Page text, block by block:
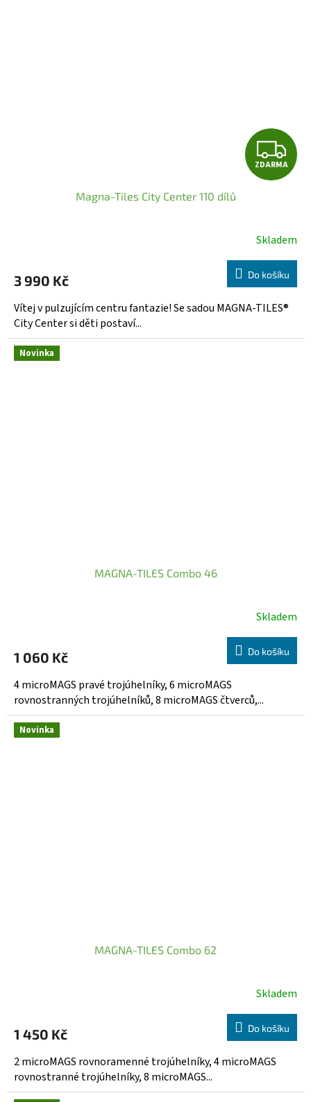
Z
D
R
M
A
ZDARMA
Magna-Tiles City Center 110 dílů
Skladem
3 990 Kč Do košíku
Vítej v pulzujícím centru fantazie! Se sadou MAGNA-TILES®
City Center si děti postaví...
Novinka
MAGNA-TILES Combo 46
Skladem
1 060 Kč Do košíku
4 microMAGS pravé trojúhelníky, 6 microMAGS
rovnostranných trojúhelníků, 8 microMAGS čtverců,...
Novinka
MAGNA-TILES Combo 62
Skladem
1 450 Kč Do košíku
2 microMAGS rovnoramenné trojúhelníky, 4 microMAGS
rovnostranné trojúhelníky, 8 microMAGS...